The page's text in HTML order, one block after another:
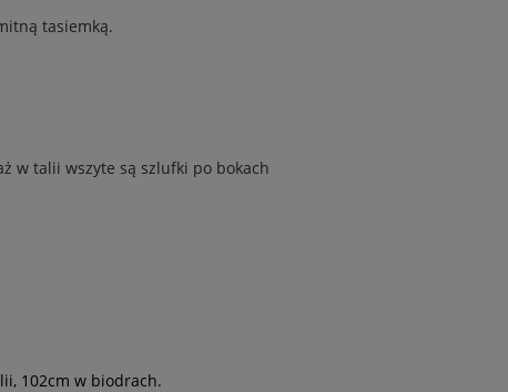
tasiemką.
w talii wszyte są szlufki po bokach
102cm w biodrach.